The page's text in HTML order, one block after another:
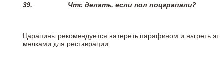
39. Что делать, если пол поцарапали?
Царапины рекомендуется натереть парафином и нагреть
мелками для реставрации.